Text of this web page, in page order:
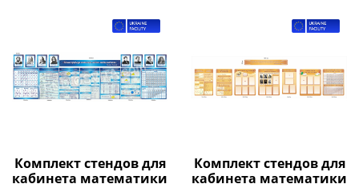
Комплект стендов для
кабинета математики
Комплект стендов для
кабинета математики